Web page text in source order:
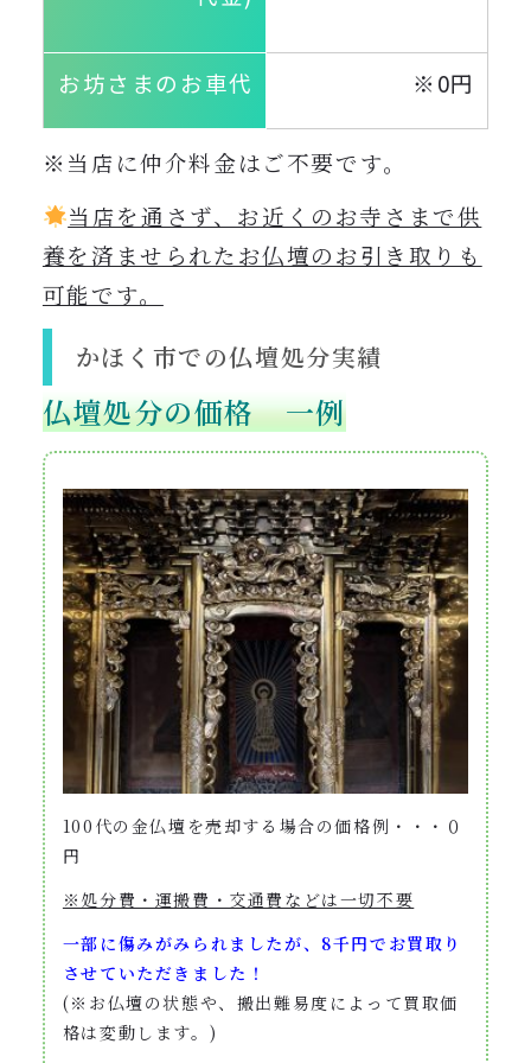
お坊さまのお車代 ※0円
※当店に仲介料金はご不要です。
当店を通さず、お近くのお寺さまで供
養を済ませられたお仏壇のお引き取りも
可能です。
かほく市での仏壇処分実績
仏壇処分の価格 一例
100代の金仏壇を売却する場合の価格例・・・０
円
※処分費・運搬費・交通費などは一切不要
一部に傷みがみられましたが、8千円でお買取り
させていただきました！
(※お仏壇の状態や、搬出難易度によって買取価
格は変動します。)